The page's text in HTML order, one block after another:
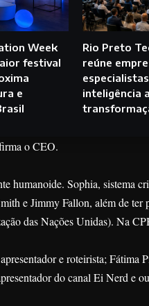
Week
festival
e
Rio Preto
reúne
inteligência
o CEO.
humanoide. Sophia, sistema
e Jimmy Fallon, além de ter
das Nações Unidas). Na
e roteirista; Fátima
do canal Ei Nerd e